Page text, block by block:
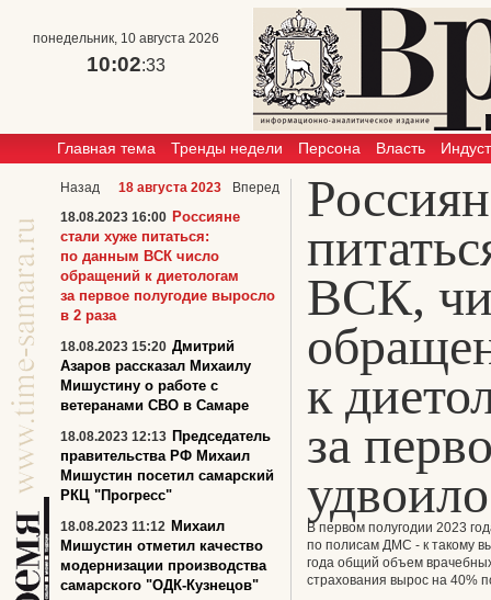
понедельник, 10 августа 2026
10:02:33
Главная тема Тренды недели Персона Власть
ВСК,
к
за
В первом полугодии 2023
по полисам ДМС - к такому
года общий объем
страхования вырос на 40%
Назад 18 августа 2023
Вперед
18.08.2023 16:00 Россияне
стали хуже питаться:
по данным ВСК число
обращений к диетологам
за первое полугодие выросло
в 2 раза
18.08.2023 15:20 Дмитрий
Азаров рассказал Михаилу
Мишустину о работе с
ветеранами СВО в Самаре
18.08.2023 12:13 Председатель
правительства РФ Михаил
Мишустин посетил самарский
РКЦ "Прогресс"
18.08.2023 11:12 Михаил
Мишустин отметил качество
модернизации производства
самарского "ОДК-Кузнецов"